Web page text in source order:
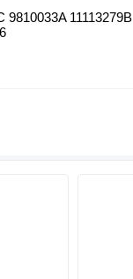
9810033A 11113279B